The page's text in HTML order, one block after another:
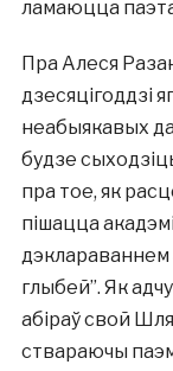
ламаюцца
Пра Алеся
дзесяцігоддзі
неабыякавых да
будзе
пра тое, як
пішацца
дэклараваннем
глыбей”. Як
абіраў свой
ствараючы